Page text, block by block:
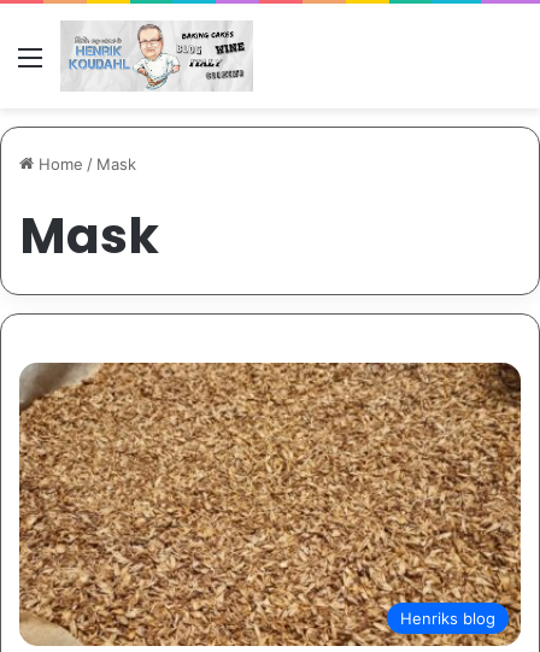
Menu
Home / Mask
Mask
Henriks blog